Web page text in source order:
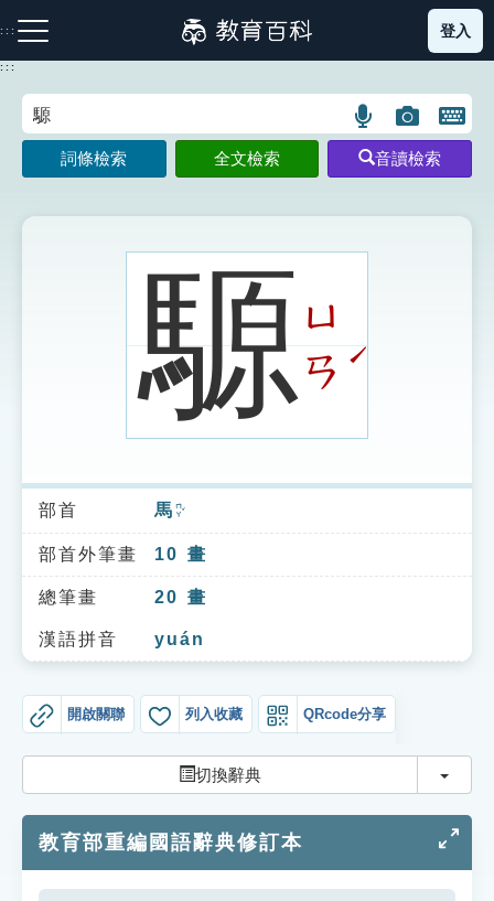
到
主
:::
注音索引圖示 筆畫索引圖示 部首索引表圖示
索引選單
知識索引
單字索引
生命大百科索引
遊戲專區
教學應用
貓頭鷹博士
登入
:::
語
言
搜
示
圖
片
搜
開
鍵
圖
詞條檢索 全文檢索 音讀檢索
騵ㄩ
ㄢˊ
部首 馬 ㄇㄚˇ
部首外筆畫 10 畫
總筆畫 20 畫
漢語拼音 yuán
開啟關聯 列入收藏 QRcode分享
切換辭典 切換
教育部重編國語辭典修訂本